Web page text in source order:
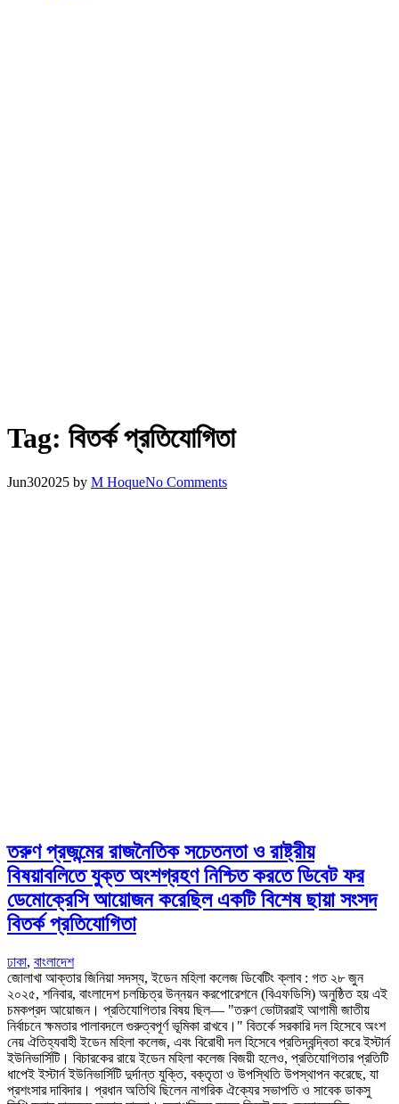
Tag: বিতর্ক প্রতিযোগিতা
Jun302025 by M HoqueNo Comments
তরুণ প্রজন্মের রাজনৈতিক সচেতনতা ও রাষ্ট্রীয়
বিষয়াবলিতে যুক্ত অংশগ্রহণ নিশ্চিত করতে ডিবেট ফর
ডেমোক্রেসি আয়োজন করেছিল একটি বিশেষ ছায়া সংসদ
বিতর্ক প্রতিযোগিতা
ঢাকা, বাংলাদেশ
জোলাখা আক্তার জিনিয়া সদস্য, ইডেন মহিলা কলেজ ডিবেটিং ক্লাব : গত ২৮ জুন
২০২৫, শনিবার, বাংলাদেশ চলচ্চিত্র উন্নয়ন করপোরেশনে (বিএফডিসি) অনুষ্ঠিত হয় এই
চমকপ্রদ আয়োজন। প্রতিযোগিতার বিষয় ছিল— "তরুণ ভোটাররাই আগামী জাতীয়
নির্বাচনে ক্ষমতার পালাবদলে গুরুত্বপূর্ণ ভূমিকা রাখবে।" বিতর্কে সরকারি দল হিসেবে অংশ
নেয় ঐতিহ্যবাহী ইডেন মহিলা কলেজ, এবং বিরোধী দল হিসেবে প্রতিদ্বন্দ্বিতা করে ইস্টার্ন
ইউনিভার্সিটি। বিচারকের রায়ে ইডেন মহিলা কলেজ বিজয়ী হলেও, প্রতিযোগিতার প্রতিটি
ধাপেই ইস্টার্ন ইউনিভার্সিটি দুর্দান্ত যুক্তি, বক্তৃতা ও উপস্থিতি উপস্থাপন করেছে, যা
প্রশংসার দাবিদার। প্রধান অতিথি ছিলেন নাগরিক ঐক্যের সভাপতি ও সাবেক ডাকসু